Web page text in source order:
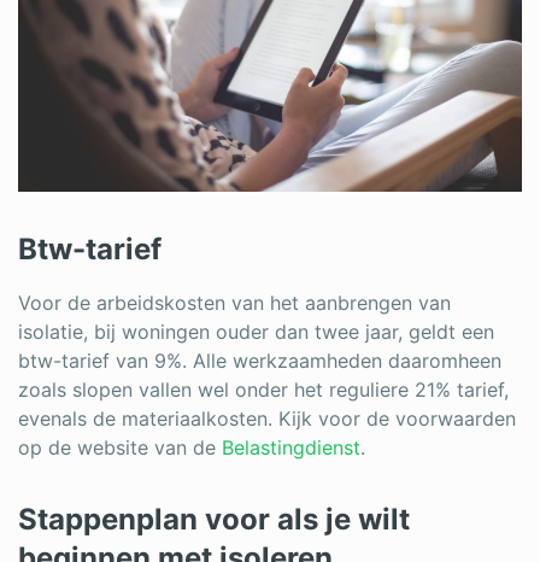
Btw-tarief
Voor de arbeidskosten van het aanbrengen van
isolatie, bij woningen ouder dan twee jaar, geldt een
btw-tarief van 9%. Alle werkzaamheden daaromheen
zoals slopen vallen wel onder het reguliere 21% tarief,
evenals de materiaalkosten. Kijk voor de voorwaarden
op de website van de Belastingdienst.
Stappenplan voor als je wilt